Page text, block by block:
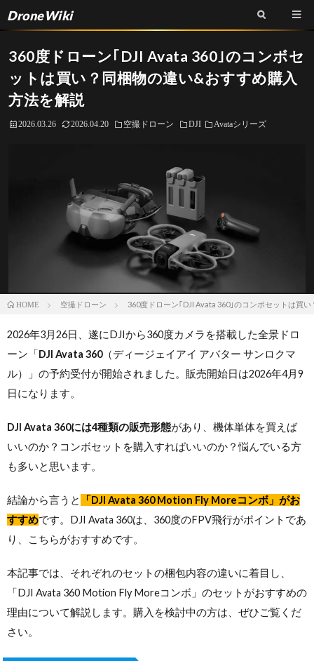
DroneWiki
360度ドローン｢DJI Avata 360｣のコンボセ
ットは買い？同梱物の違い&おすすめ購入
方法を解説
2026.03.26 2026.04.20 空撮ドローン DJI Avataシリーズ
HOME 空撮ドローン 360度ドローン｢DJI Avata 360｣のコンボセットは買
2026年3月26日、遂にDJIから360度カメラを搭載した全景ドロ
ーン「DJI Avata 360（ディージェイアイ アバター サンロクマ
ル）」の予約受付が開始されました。販売開始日は2026年4月9
日になります。
DJI Avata 360には4種類の販売形態があり、機体単体を買えば
いいのか？コンボセットを購入すればいいのか？悩んでいる方
も多いと思います。
結論から言うと
「DJI Avata 360 Motion Fly Moreコンボ」がお
すすめです。DJI Avata 360は、360度のFPV飛行がポイントであ
り、こちらがおすすめです。
本記事では、それぞれのセットの梱包内容の違いに着目し、
「DJI Avata 360 Motion Fly Moreコンボ」のセットがおすすめの
理由について解説します。購入を検討中の方は、ぜひご覧くだ
さい。